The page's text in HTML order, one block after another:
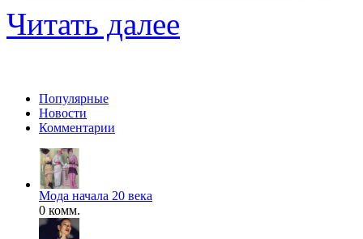
Читать далее
Популярные
Новости
Комментарии
Мода начала 20 века
0 комм.